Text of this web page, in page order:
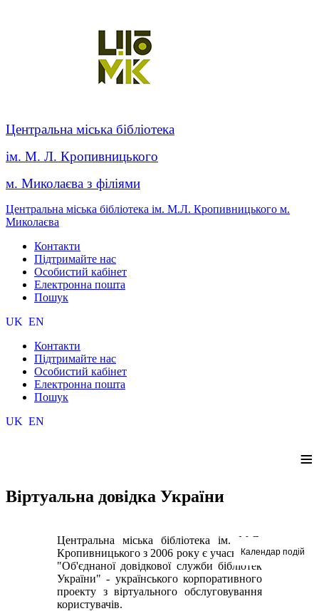
Центральна міська бібліотека
ім. М. Л. Кропивницького
м. Миколаєва з філіями
Центральна міська бібліотека ім. М.Л. Кропивницького м.
Миколаєва
Контакти
Підтримайте нас
Особистий кабінет
Електронна пошта
Пошук
UK EN
Контакти
Підтримайте нас
Особистий кабінет
Електронна пошта
Пошук
UK EN
≡
Віртуальна довідка України
Центральна міська бібліотека ім. М.Л.
Кропивницького з 2006 року є учасником
"Об'єднаної довідкової служби бібліотек
України" - українського корпоративного
проекту з віртуального обслуговування
користувачів.
Календар подій